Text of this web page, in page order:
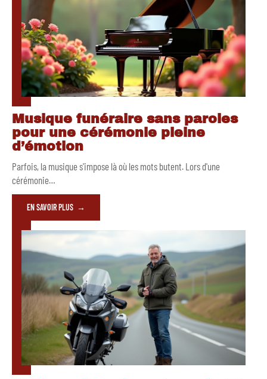
Musique funéraire sans paroles
pour une cérémonie pleine
d’émotion
Parfois, la musique s'impose là où les mots butent. Lors d'une
cérémonie…
EN SAVOIR PLUS